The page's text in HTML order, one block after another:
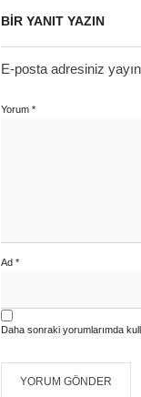
BIR YANIT YAZIN
E-posta adresiniz
Yorum *
Ad *
Daha sonraki yorumlarımda